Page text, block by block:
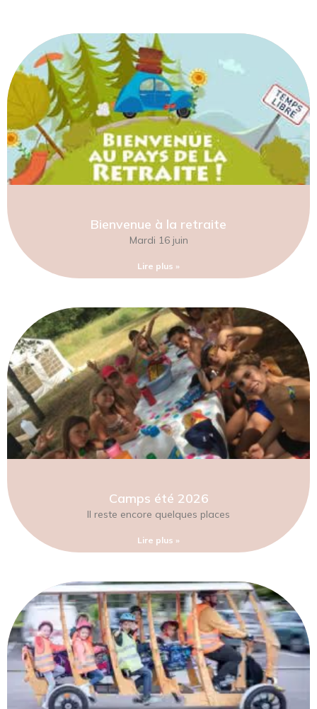
Bienvenue à la retraite
Mardi 16 juin
Lire plus »
Camps été 2026
Il reste encore quelques places
Lire plus »